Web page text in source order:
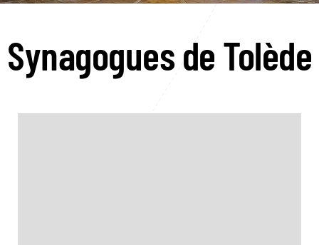
Synagogues de Tolède